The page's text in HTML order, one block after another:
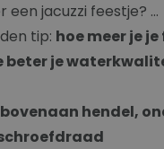
een jacuzzi feestje? …
tip: hoe meer je
beter je
hendel,